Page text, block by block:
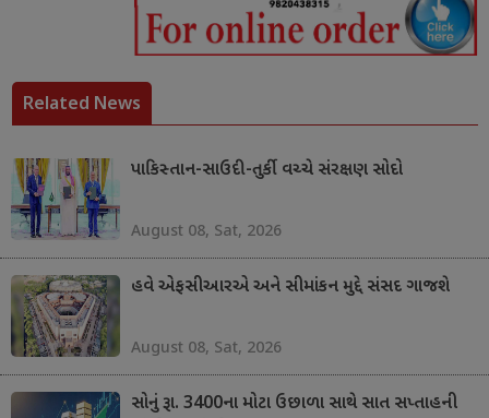
Related News
પાકિસ્તાન-સાઉદી-તુર્કી વચ્ચે સંરક્ષણ સોદો
August 08, Sat, 2026
હવે એફસીઆરએ અને સીમાંકન મુદ્દે સંસદ ગાજશે
August 08, Sat, 2026
સોનું રૂા. 3400ના મોટા ઉછાળા સાથે સાત સપ્તાહની